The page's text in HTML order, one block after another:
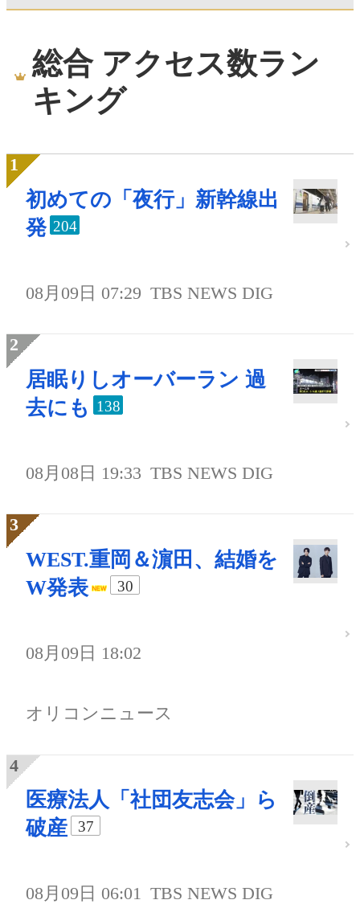
総合 アクセス数ラン
キング
初めての「夜行」新幹線出
発 204
08月09日 07:29 TBS NEWS DIG
居眠りしオーバーラン 過
去にも
138
08月08日 19:33 TBS NEWS DIG
WEST.重岡＆濵田、結婚を
W発表
30
08月09日 18:02
オリコンニュース
医療法人「社団友志会」ら
破産
37
08月09日 06:01 TBS NEWS DIG